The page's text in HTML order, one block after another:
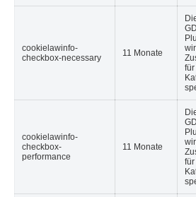
cookielawinfo-
checkbox-necessary
11 Monate
cookielawinfo-
checkbox-
performance
11 Monate